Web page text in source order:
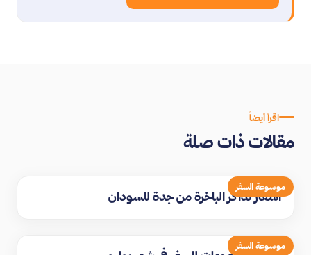
اقرأ أيضاً
مقالات ذات صلة
موسوعة السفر
اسعار تذاكر الباخرة من جدة للسودان
موسوعة السفر